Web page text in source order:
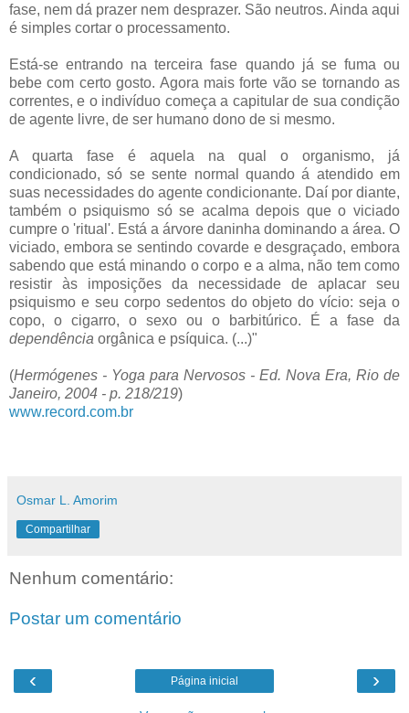
fase, nem dá prazer nem desprazer. São neutros. Ainda aqui
é simples cortar o processamento.
Está-se entrando na terceira fase quando já se fuma ou
bebe com certo gosto. Agora mais forte vão se tornando as
correntes, e o indivíduo começa a capitular de sua condição
de agente livre, de ser humano dono de si mesmo.
A quarta fase é aquela na qual o organismo, já
condicionado, só se sente normal quando á atendido em
suas necessidades do agente condicionante. Daí por diante,
também o psiquismo só se acalma depois que o viciado
cumpre o 'ritual'. Está a árvore daninha dominando a área. O
viciado, embora se sentindo covarde e desgraçado, embora
sabendo que está minando o corpo e a alma, não tem como
resistir às imposições da necessidade de aplacar seu
psiquismo e seu corpo sedentos do objeto do vício: seja o
copo, o cigarro, o sexo ou o barbitúrico. É a fase da
dependência orgânica e psíquica. (...)"
(Hermógenes - Yoga para Nervosos - Ed. Nova Era, Rio de
Janeiro, 2004 - p. 218/219)
www.record.com.br
Osmar L. Amorim
Compartilhar
Nenhum comentário:
Postar um comentário
‹ ›
Página inicial